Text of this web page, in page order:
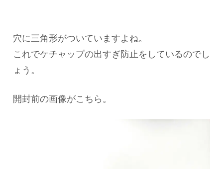
穴に三角形がついていますよね。
これでケチャップの出すぎ防止をしているのでし
ょう。
開封前の画像がこちら。